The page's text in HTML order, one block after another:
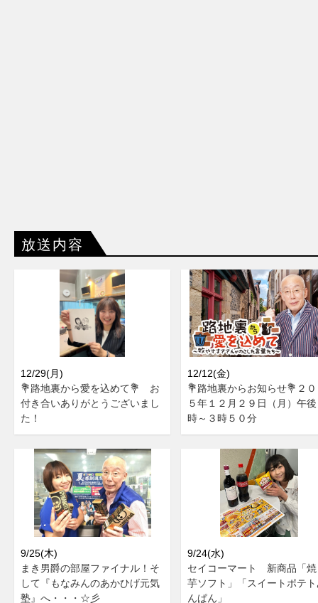
放送内容
12/29(月)
💐路地裏から愛を込めて💐 お
付き合いありがとうございまし
た！
12/12(金)
💐路地裏からお知らせ💐２
５年１２月２９日（月）午
時～３時５０分
9/25(木)
まき男爵の部屋ファイナル！そ
して『もなみんのあかひげ元気
塾』へ・・・☆彡
9/24(水)
セイコーマート 新商品「焼
芋ソフト」「スイートポテ
んぱん」